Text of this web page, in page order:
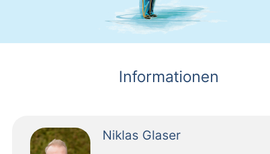
Informationen
Niklas Glaser